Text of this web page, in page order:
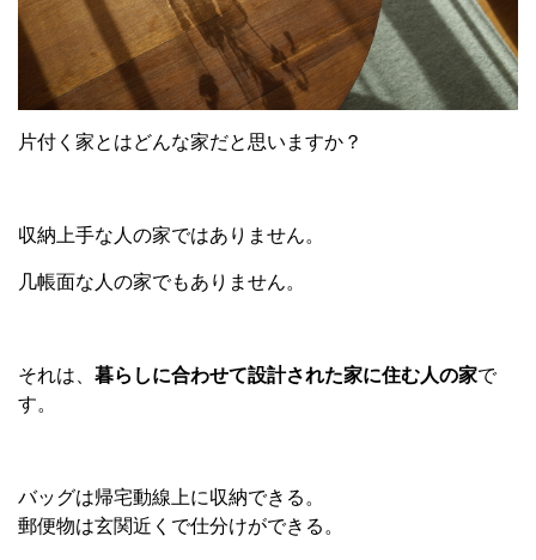
片付く家とはどんな家だと思いますか？
収納上手な人の家ではありません。
几帳面な人の家でもありません。
それは、 暮らしに合わせて設計された家に住む人の家で
す。
バッグは帰宅動線上に収納できる。
郵便物は玄関近くで仕分けができる。